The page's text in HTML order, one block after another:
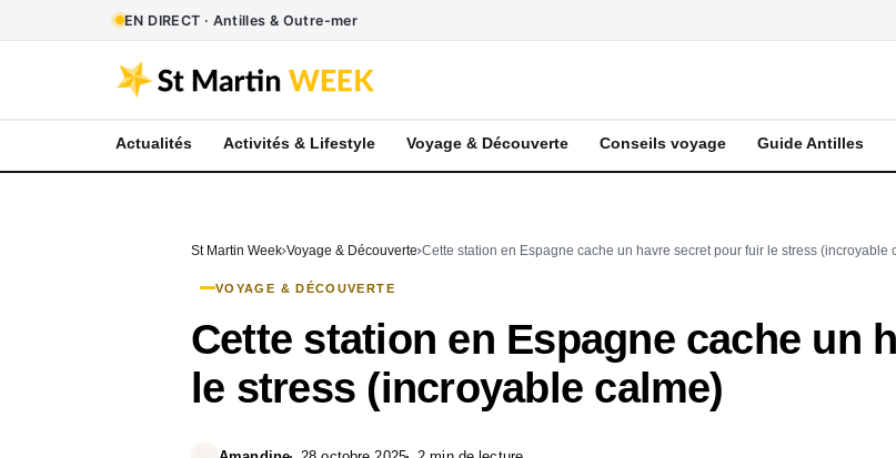
EN DIRECT · Antilles & Outre-mer
Actualités Activités & Lifestyle Voyage & Découverte Conseils voyage Guide Antilles
St Martin Week Voyage & Découverte Cette station en Espagne cache un havre secret pour fuir le stress (incroyable
VOYAGE & DÉCOUVERTE
Cette station en Espagne cache un
le stress (incroyable calme)